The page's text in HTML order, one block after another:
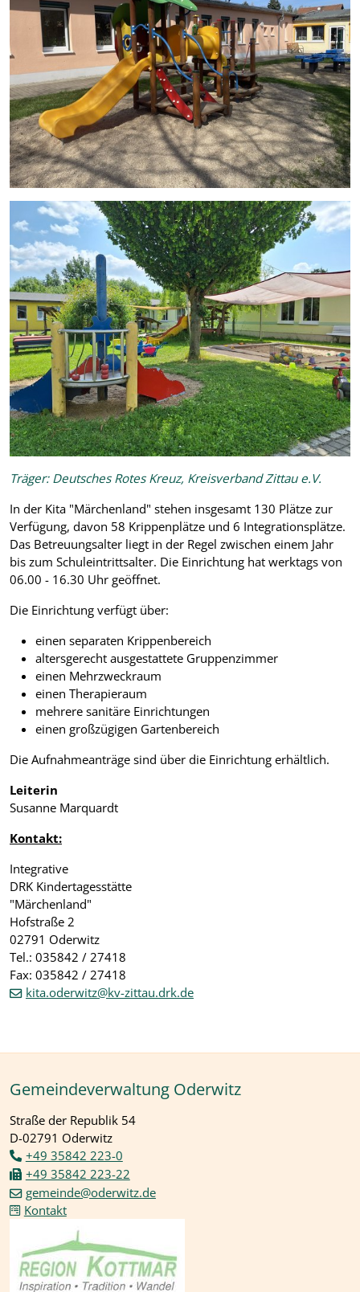
Träger: Deutsches Rotes Kreuz, Kreisverband Zittau e.V.
In der Kita "Märchenland" stehen insgesamt 130 Plätze zur
Verfügung, davon 58 Krippenplätze und 6 Integrationsplätze.
Das Betreuungsalter liegt in der Regel zwischen einem Jahr
bis zum Schuleintrittsalter. Die Einrichtung hat werktags von
06.00 - 16.30 Uhr geöffnet.
Die Einrichtung verfügt über:
einen separaten Krippenbereich
altersgerecht ausgestattete Gruppenzimmer
einen Mehrzweckraum
einen Therapieraum
mehrere sanitäre Einrichtungen
einen großzügigen Gartenbereich
Die Aufnahmeanträge sind über die Einrichtung erhältlich.
Leiterin
Susanne Marquardt
Kontakt:
Integrative
DRK Kindertagesstätte
"Märchenland"
Hofstraße 2
02791 Oderwitz
Tel.: 035842 / 27418
Fax: 035842 / 27418
kita.oderwitz@kv-zittau.drk.de
Gemeindeverwaltung Oderwitz
Straße der Republik 54
D-02791 Oderwitz
+49 35842 223-0
+49 35842 223-22
gemeinde@oderwitz.de
Kontakt